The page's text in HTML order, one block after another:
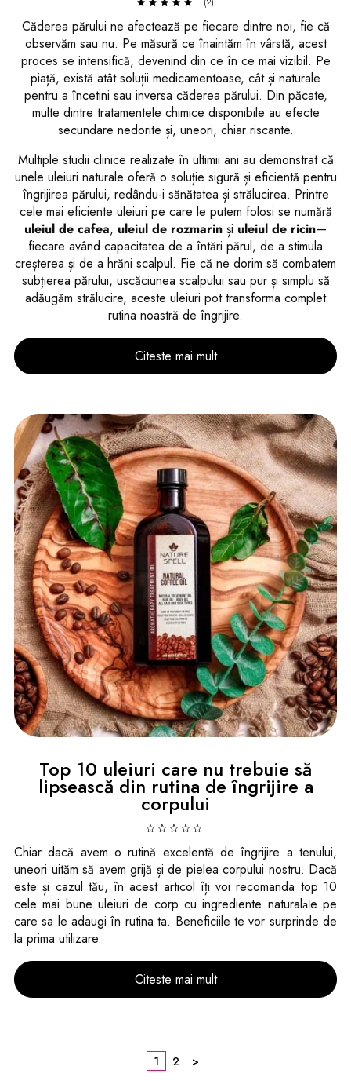
Căderea părului ne afectează pe fiecare dintre noi, fie că
observăm sau nu. Pe măsură ce înaintăm în vârstă, acest
proces se intensifică, devenind din ce în ce mai vizibil. Pe
piață, există atât soluții medicamentoase, cât și naturale
pentru a încetini sau inversa căderea părului. Din păcate,
multe dintre tratamentele chimice disponibile au efecte
secundare nedorite și, uneori, chiar riscante.
Multiple studii clinice realizate în ultimii ani au demonstrat că
unele uleiuri naturale oferă o soluție sigură și eficientă pentru
îngrijirea părului, redându-i sănătatea și strălucirea. Printre
cele mai eficiente uleiuri pe care le putem folosi se numără
uleiul de cafea, uleiul de rozmarin și uleiul de ricin—
fiecare având capacitatea de a întări părul, de a stimula
creșterea și de a hrăni scalpul. Fie că ne dorim să combatem
subțierea părului, uscăciunea scalpului sau pur și simplu să
adăugăm strălucire, aceste uleiuri pot transforma complet
rutina noastră de îngrijire.
Citeste mai mult
Top 10 uleiuri care nu trebuie să
lipsească din rutina de îngrijire a
corpului
Chiar dacă avem o rutină excelentă de îngrijire a tenului,
uneori uităm să avem grijă și de pielea corpului nostru. Dacă
este și cazul tău, în acest articol îți voi recomanda top 10
cele mai bune uleiuri de corp cu ingrediente naturalale pe
care sa le adaugi în rutina ta. Beneficiile te vor surprinde de
la prima utilizare.
Citeste mai mult
1 2 >